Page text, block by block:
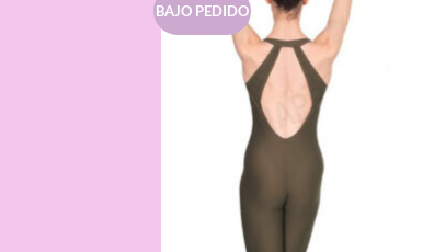
BAJO PEDIDO